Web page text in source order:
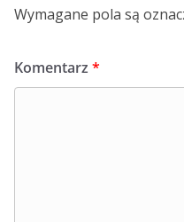
Wymagane pola są
Komentarz *